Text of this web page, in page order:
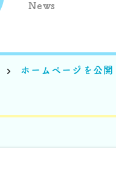
News
ホームページを公開